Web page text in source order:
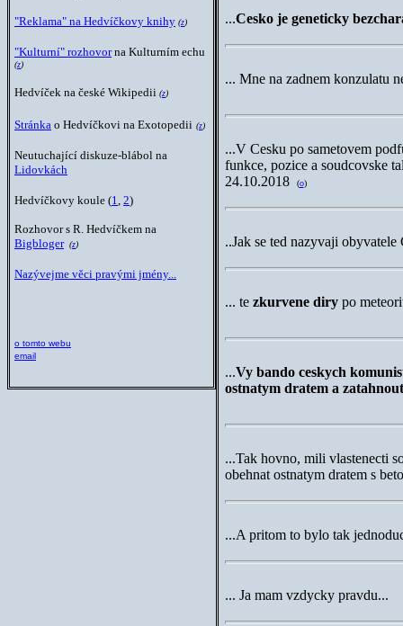
"Reklama" na Hedvíčkovy knihy (z)
"Kulturní" rozhovorna Kulturním echu
(z)
Hedvíček na české Wikipedii (z)
Stránka o Hedvíčkovi na Exotopedii (z)
Neutuchající diskuze-blábol na
Lidovkách
Hedvíčkovy koule (1, 2)
Rozhovor s R. Hedvíčkem na
Bigbloger (z)
Nazývejme věci pravými jmény...
o tomto webu
email
...Cesko je geneticky
... Mne na zadnem konzulatu
...V Cesku po sametovem
funkce, pozice a soudcovske
24.10.2018
(o)
..Jak se ted nazyvaji
... te zkurvene dirypo
...Vy bando ceskych
ostnatym dratem a
...Tak hovno, mili vlastenecti
obehnat ostnatym dratem s
...A pritom to bylo tak
... Ja mam vzdycky pravdu...